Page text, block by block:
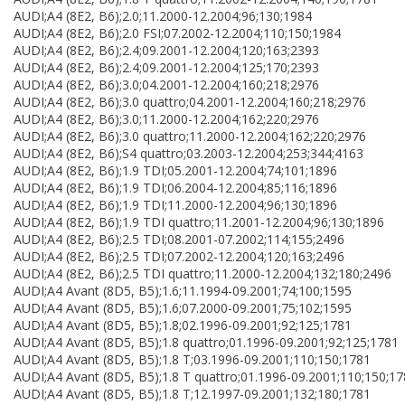
AUDI;A4 (8E2, B6);2.0;11.2000-12.2004;96;130;1984
AUDI;A4 (8E2, B6);2.0 FSI;07.2002-12.2004;110;150;1984
AUDI;A4 (8E2, B6);2.4;09.2001-12.2004;120;163;2393
AUDI;A4 (8E2, B6);2.4;09.2001-12.2004;125;170;2393
AUDI;A4 (8E2, B6);3.0;04.2001-12.2004;160;218;2976
AUDI;A4 (8E2, B6);3.0 quattro;04.2001-12.2004;160;218;2976
AUDI;A4 (8E2, B6);3.0;11.2000-12.2004;162;220;2976
AUDI;A4 (8E2, B6);3.0 quattro;11.2000-12.2004;162;220;2976
AUDI;A4 (8E2, B6);S4 quattro;03.2003-12.2004;253;344;4163
AUDI;A4 (8E2, B6);1.9 TDI;05.2001-12.2004;74;101;1896
AUDI;A4 (8E2, B6);1.9 TDI;06.2004-12.2004;85;116;1896
AUDI;A4 (8E2, B6);1.9 TDI;11.2000-12.2004;96;130;1896
AUDI;A4 (8E2, B6);1.9 TDI quattro;11.2001-12.2004;96;130;1896
AUDI;A4 (8E2, B6);2.5 TDI;08.2001-07.2002;114;155;2496
AUDI;A4 (8E2, B6);2.5 TDI;07.2002-12.2004;120;163;2496
AUDI;A4 (8E2, B6);2.5 TDI quattro;11.2000-12.2004;132;180;2496
AUDI;A4 Avant (8D5, B5);1.6;11.1994-09.2001;74;100;1595
AUDI;A4 Avant (8D5, B5);1.6;07.2000-09.2001;75;102;1595
AUDI;A4 Avant (8D5, B5);1.8;02.1996-09.2001;92;125;1781
AUDI;A4 Avant (8D5, B5);1.8 quattro;01.1996-09.2001;92;125;1781
AUDI;A4 Avant (8D5, B5);1.8 T;03.1996-09.2001;110;150;1781
AUDI;A4 Avant (8D5, B5);1.8 T quattro;01.1996-
AUDI;A4 Avant (8D5, B5);1.8 T;12.1997-09.2001;132;180;1781